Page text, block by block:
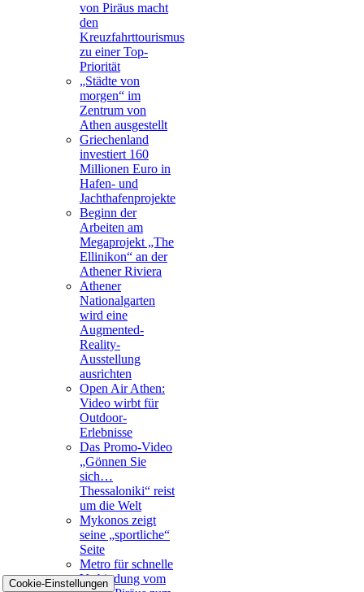
von Piräus macht
den
Kreuzfahrttourismus
zu einer Top-
Priorität
„Städte von
morgen“ im
Zentrum von
Athen ausgestellt
Griechenland
investiert 160
Millionen Euro in
Hafen- und
Jachthafenprojekte
Beginn der
Arbeiten am
Megaprojekt „The
Ellinikon“ an der
Athener Riviera
Athener
Nationalgarten
wird eine
Augmented-
Reality-
Ausstellung
ausrichten
Open Air Athen:
Video wirbt für
Outdoor-
Erlebnisse
Das Promo-Video
„Gönnen Sie
sich…
Thessaloniki“ reist
um die Welt
Mykonos zeigt
seine „sportliche“
Seite
Metro für schnelle
Verbindung vom
Cookie-Einstellungen